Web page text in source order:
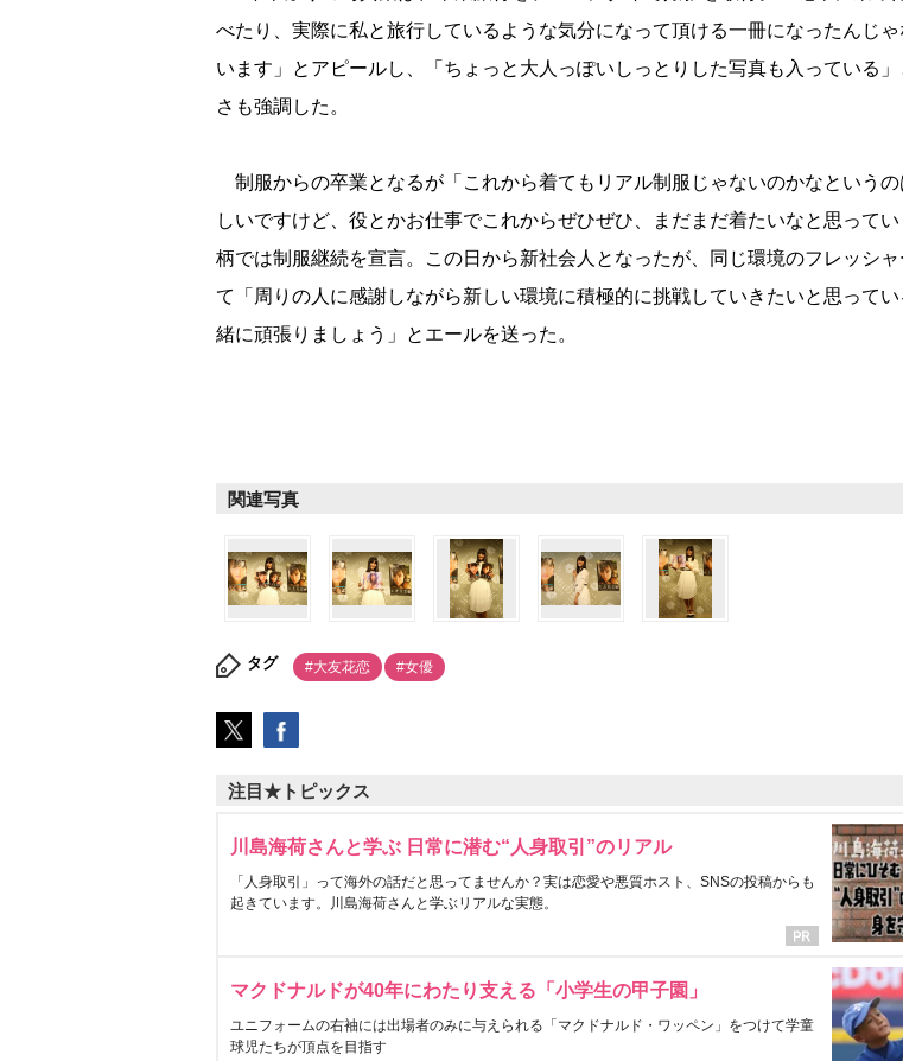
べたり、実際に私と旅行しているような気分になって頂ける一冊になったんじ
います」とアピールし、「ちょっと大人っぽいしっとりした写真も入っている
さも強調した。
制服からの卒業となるが「これから着てもリアル制服じゃないのかなというの
しいですけど、役とかお仕事でこれからぜひぜひ、まだまだ着たいなと思って
柄では制服継続を宣言。この日から新社会人となったが、同じ環境のフレッシ
て「周りの人に感謝しながら新しい環境に積極的に挑戦していきたいと思って
緒に頑張りましょう」とエールを送った。
関連写真
タグ #大友花恋 #女優
注目★トピックス
川島海荷さんと学ぶ 日常に潜む“人身取引”のリアル
「人身取引」って海外の話だと思ってませんか？実は恋愛や悪質ホスト、SNSの投稿からも
起きています。川島海荷さんと学ぶリアルな実態。
マクドナルドが40年にわたり支える「小学生の甲子園」
ユニフォームの右袖には出場者のみに与えられる「マクドナルド・ワッペン」をつけて学童
球児たちが頂点を目指す